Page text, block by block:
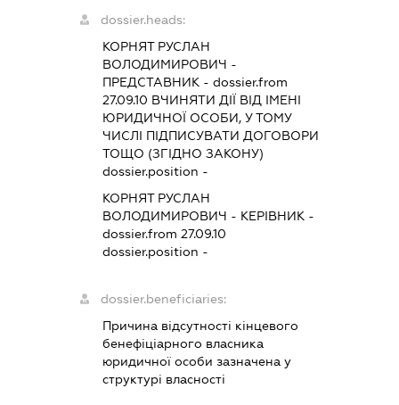
dossier.heads:
КОРНЯТ РУСЛАН
ВОЛОДИМИРОВИЧ -
ПРЕДСТАВНИК- dossier.from
27.09.10 ВЧИНЯТИ ДІЇ ВІД ІМЕНІ
ЮРИДИЧНОЇ ОСОБИ, У ТОМУ
ЧИСЛІ ПІДПИСУВАТИ ДОГОВОРИ
ТОЩО (ЗГІДНО ЗАКОНУ)
dossier.position -
КОРНЯТ РУСЛАН
ВОЛОДИМИРОВИЧ - КЕРІВНИК-
dossier.from 27.09.10
dossier.position -
dossier.beneficiaries:
Причина відсутності кінцевого
бенефіціарного власника
юридичної особи зазначена у
структурі власності